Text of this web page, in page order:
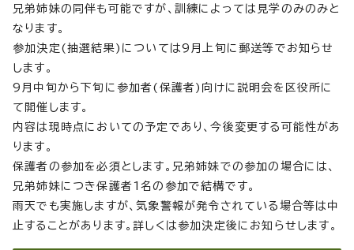
兄弟姉妹の同伴も可能ですが、訓練によっては見学のみのみと
なります。
参加決定(抽選結果)については9月上旬に郵送等でお知らせ
します。
9月中旬から下旬に参加者(保護者)向けに説明会を区役所に
て開催します。
内容は現時点においての予定であり、今後変更する可能性があ
ります。
保護者の参加を必須とします。兄弟姉妹での参加の場合には、
兄弟姉妹につき保護者1名の参加で結構です。
雨天でも実施しますが、気象警報が発令されている場合等は中
止することがあります。詳しくは参加決定後にお知らせします。